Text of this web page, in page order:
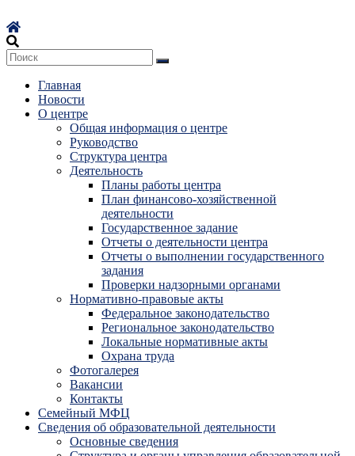
к
содержимому
Главная
Новости
О центре
Общая информация о центре
Руководство
Структура центра
Деятельность
Планы работы центра
План финансово-хозяйственной
деятельности
Государственное задание
Отчеты о деятельности центра
Отчеты о выполнении государственного
задания
Проверки надзорными органами
Нормативно-правовые акты
Федеральное законодательство
Региональное законодательство
Локальные нормативные акты
Охрана труда
Фотогалерея
Вакансии
Контакты
Семейный МФЦ
Сведения об образовательной деятельности
Основные сведения